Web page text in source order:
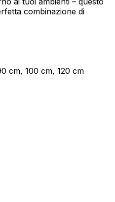
combinazione di
cm, 100 cm, 120 cm